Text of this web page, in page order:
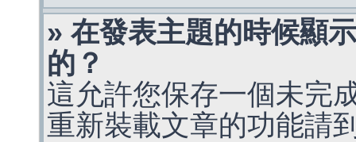
» 在發表主題的時候顯
的？
這允許您保存一個未完
重新裝載文章的功能請